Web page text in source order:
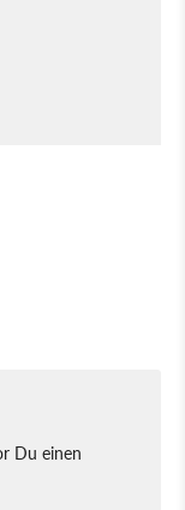
Du einen